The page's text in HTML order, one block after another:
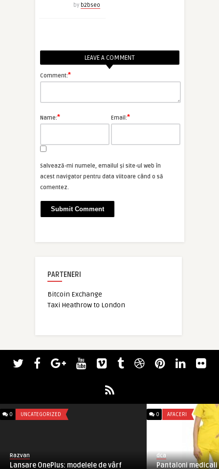
by b2bseo
LEAVE A COMMENT
Comment:*
Name:* Email:*
Salvează-mi numele, emailul și site-ul web în
acest navigator pentru data viitoare când o să
comentez.
PARTENERI
Bitcoin Exchange
Taxi Heathrow to London
0 UNCATEGORIZED
Razvan
Lansare OnePlus: modelele de vârf
0 AFACERI
dca
Pantaloni